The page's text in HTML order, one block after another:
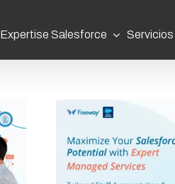
Expertise Salesforce Servicios